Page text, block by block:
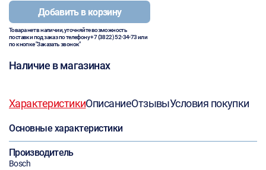
Добавить в корзину
Товара нет в наличии, уточняйте возможность
поставки под заказ по телефону+7 (3822) 52-34-73или
по кнопке "Заказать звонок"
Наличие в магазинах
ХарактеристикиОписаниеОтзывыУсловия покупки
Основные характеристики
Производитель
Bosch